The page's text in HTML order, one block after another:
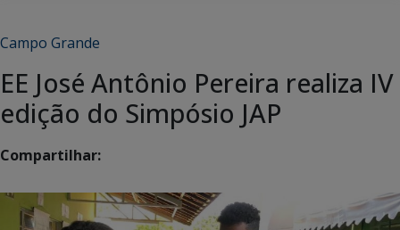
Campo Grande
EE José Antônio Pereira realiza IV
edição do Simpósio JAP
Compartilhar: